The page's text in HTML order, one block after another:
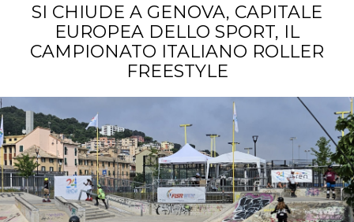
SI CHIUDE A GENOVA, CAPITALE
EUROPEA DELLO SPORT, IL
CAMPIONATO ITALIANO ROLLER
FREESTYLE